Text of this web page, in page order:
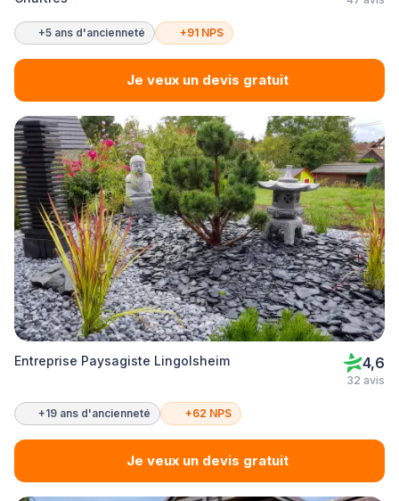
+5 ans d'ancienneté +91 NPS
Je veux un devis gratuit
Entreprise Paysagiste Lingolsheim 4,6
32 avis
+19 ans d'ancienneté +62 NPS
Je veux un devis gratuit